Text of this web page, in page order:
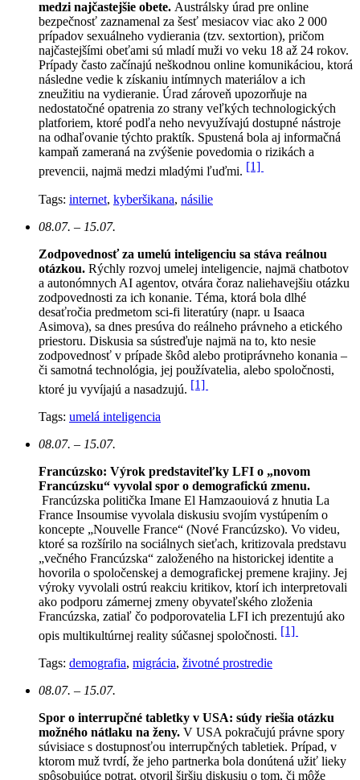
medzi najčastejšie obete. Austrálsky úrad pre online
bezpečnosť zaznamenal za šesť mesiacov viac ako 2 000
prípadov sexuálneho vydierania (tzv. sextortion), pričom
najčastejšími obeťami sú mladí muži vo veku 18 až 24 rokov.
Prípady často začínajú neškodnou online komunikáciou, ktorá
následne vedie k získaniu intímnych materiálov a ich
zneužitiu na vydieranie. Úrad zároveň upozorňuje na
nedostatočné opatrenia zo strany veľkých technologických
platforiem, ktoré podľa neho nevyužívajú dostupné nástroje
na odhaľovanie týchto praktík. Spustená bola aj informačná
kampaň zameraná na zvýšenie povedomia o rizikách a
prevencii, najmä medzi mladými ľuďmi. [1]
Tags: internet, kyberšikana, násilie
08.07. – 15.07.
Zodpovednosť za umelú inteligenciu sa stáva reálnou
otázkou. Rýchly rozvoj umelej inteligencie, najmä chatbotov
a autonómnych AI agentov, otvára čoraz naliehavejšiu otázku
zodpovednosti za ich konanie. Téma, ktorá bola dlhé
desaťročia predmetom sci-fi literatúry (napr. u Isaaca
Asimova), sa dnes presúva do reálneho právneho a etického
priestoru. Diskusia sa sústreďuje najmä na to, kto nesie
zodpovednosť v prípade škôd alebo protiprávneho konania –
či samotná technológia, jej používatelia, alebo spoločnosti,
ktoré ju vyvíjajú a nasadzujú. [1]
Tags: umelá inteligencia
08.07. – 15.07.
Francúzsko: Výrok predstaviteľky LFI o „novom
Francúzsku“ vyvolal spor o demografickú zmenu.
Francúzska politička Imane El Hamzaouiová z hnutia La
France Insoumise vyvolala diskusiu svojím vystúpením o
koncepte „Nouvelle France“ (Nové Francúzsko). Vo videu,
ktoré sa rozšírilo na sociálnych sieťach, kritizovala predstavu
„večného Francúzska“ založeného na historickej identite a
hovorila o spoločenskej a demografickej premene krajiny. Jej
výroky vyvolali ostrú reakciu kritikov, ktorí ich interpretovali
ako podporu zámernej zmeny obyvateľského zloženia
Francúzska, zatiaľ čo podporovatelia LFI ich prezentujú ako
opis multikultúrnej reality súčasnej spoločnosti. [1]
Tags: demografia, migrácia, životné prostredie
08.07. – 15.07.
Spor o interrupčné tabletky v USA: súdy riešia otázku
možného nátlaku na ženy. V USA pokračujú právne spory
súvisiace s dostupnosťou interrupčných tabletiek. Prípad, v
ktorom muž tvrdí, že jeho partnerka bola donútená užiť lieky
spôsobujúce potrat, otvoril širšiu diskusiu o tom, či môže